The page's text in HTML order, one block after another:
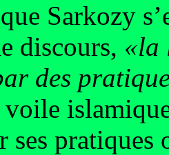
Sarkozy
discours, «la
des
voile
ses pratiques